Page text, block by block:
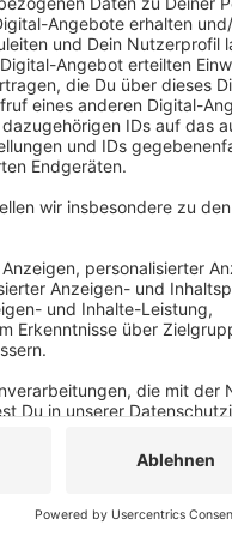
Außerdem beschäftigt
acht Millionen Euro
sind die Luxustürme am
Bewohner einziehen. Die
Promenade ist geplant, mit
weitgehend in Tiefgaragen
die die Straße erst im
One" noch vorwärts
Speditionstraße zu den
Anzeige